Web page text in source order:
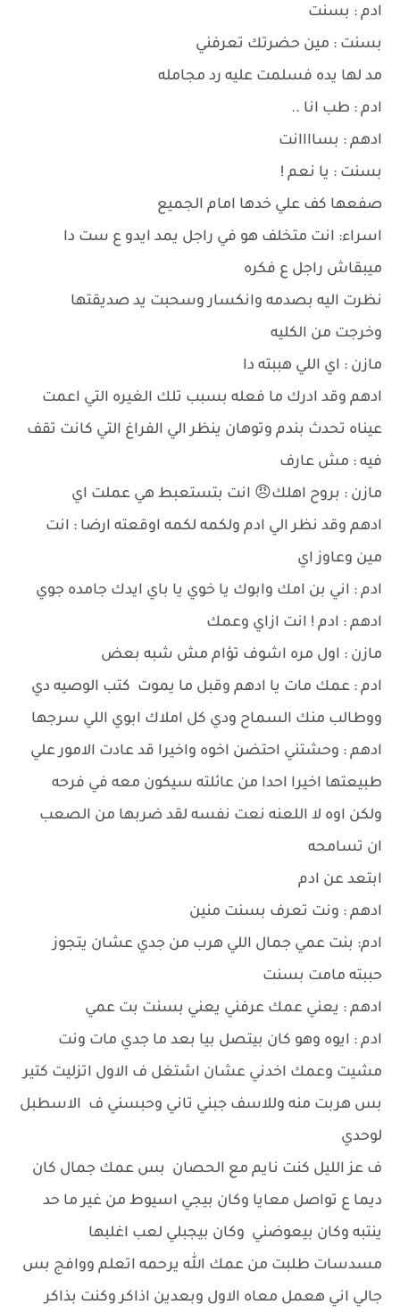
ادم : بسنت
بسنت : مين حضرتك تعرفني
مد لها يده فسلمت عليه رد مجامله
ادم : طب انا ..
ادهم : بساااانت
بسنت : يا نعم !
صفعها كف علي خدها امام الجميع
اسراء: انت متخلف هو في راجل يمد ايدو ع ست دا
ميبقاش راجل ع فكره
نظرت اليه بصدمه وانكسار وسحبت يد صديقتها
وخرجت من الكليه
مازن : اي اللي هببته دا
ادهم وقد ادرك ما فعله بسبب تلك الغيره التي اعمت
عيناه تحدث بندم وتوهان ينظر الي الفراغ التي كانت تقف
فيه : مش عارف
مازن : بروح اهلك😠 انت بتستعبط هي عملت اي
ادهم وقد نظر الي ادم ولكمه لكمه اوقعته ارضا : انت
مين وعاوز اي
ادم : اني بن امك وابوك يا خوي يا باي ايدك جامده جوي
ادهم : ادم ! انت ازاي وعمك
مازن : اول مره اشوف تؤام مش شبه بعض
ادم : عمك مات يا ادهم وقبل ما يموت كتب الوصيه دي
ووطالب منك السماح ودي كل املاك ابوي اللي سرجها
ادهم : وحشتني احتضن اخوه واخيرا قد عادت الامور علي
طبيعتها اخيرا احدا من عائلته سيكون معه في فرحه
ولكن اوه لا اللعنه نعت نفسه لقد ضربها من الصعب
ان تسامحه
ابتعد عن ادم
ادهم : ونت تعرف بسنت منين
ادم: بنت عمي جمال اللي هرب من جدي عشان يتجوز
حببته مامت بسنت
ادهم : يعني عمك عرفني يعني بسنت بت عمي
ادم : ايوه وهو كان بيتصل بيا بعد ما جدي مات ونت
مشيت وعمك اخدني عشان اشتغل ف الاول اتزليت كتير
بس هربت منه وللاسف جبني تاني وحبسني ف الاسطبل
لوحدي
ف عز الليل كنت نايم مع الحصان بس عمك جمال كان
ديما ع تواصل معايا وكان بيجي اسيوط من غير ما حد
ينتبه وكان بيعوضني وكان بيجبلي لعب اغلبها
مسدسات طلبت من عمك الله يرحمه اتعلم ووافج بس
جالي اني هعمل معاه الاول وبعدين اذاكر وكنت بذاكر